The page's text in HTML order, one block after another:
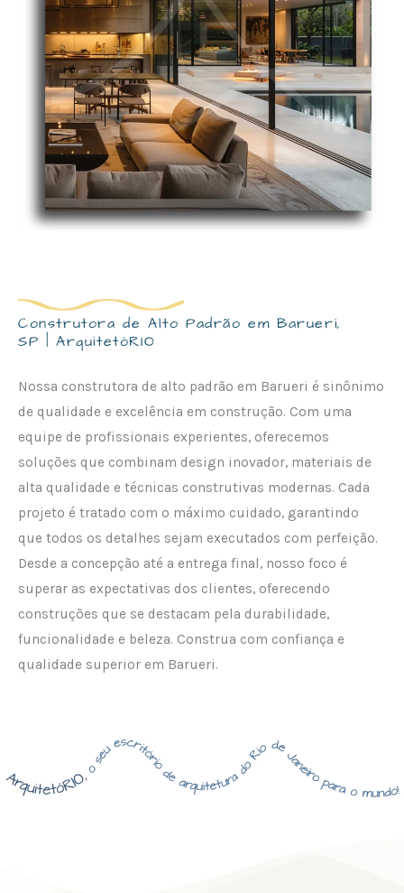
Construtora de Alto Padrão em Barueri,
SP | ArquitetóRIO
Nossa construtora de alto padrão em Barueri é sinônimo
de qualidade e excelência em construção. Com uma
equipe de profissionais experientes, oferecemos
soluções que combinam design inovador, materiais de
alta qualidade e técnicas construtivas modernas. Cada
projeto é tratado com o máximo cuidado, garantindo
que todos os detalhes sejam executados com perfeição.
Desde a concepção até a entrega final, nosso foco é
superar as expectativas dos clientes, oferecendo
construções que se destacam pela durabilidade,
funcionalidade e beleza. Construa com confiança e
qualidade superior em Barueri.